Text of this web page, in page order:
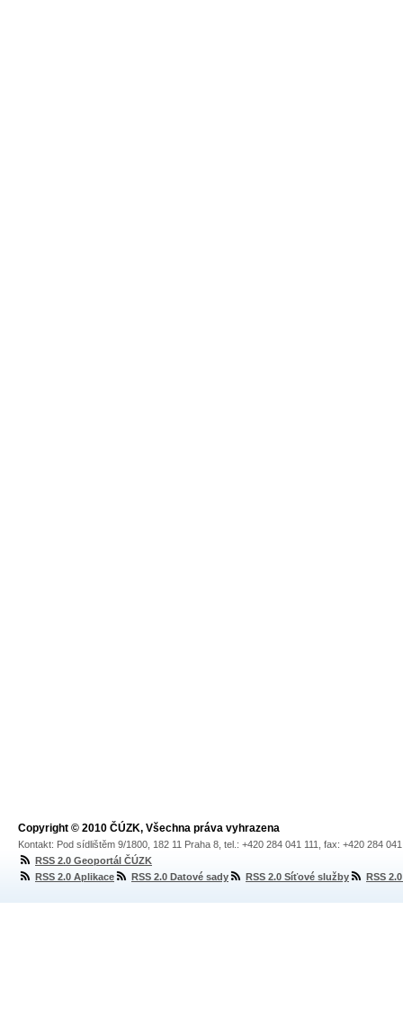
Copyright © 2010 ČÚZK, Všechna práva vyhrazena
Kontakt: Pod sídlištěm 9/1800, 182 11 Praha 8, tel.: +420 284 041 111, fax: +420 284
RSS 2.0 Geoportál ČÚZK
RSS 2.0 Aplikace
RSS 2.0 Datové sady RSS 2.0 Síťové služby RSS